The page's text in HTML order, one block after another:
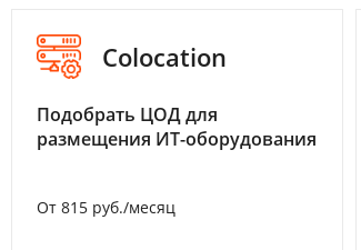
Colocation
Подобрать ЦОД для
размещения ИТ-оборудования
От 815 руб./месяц